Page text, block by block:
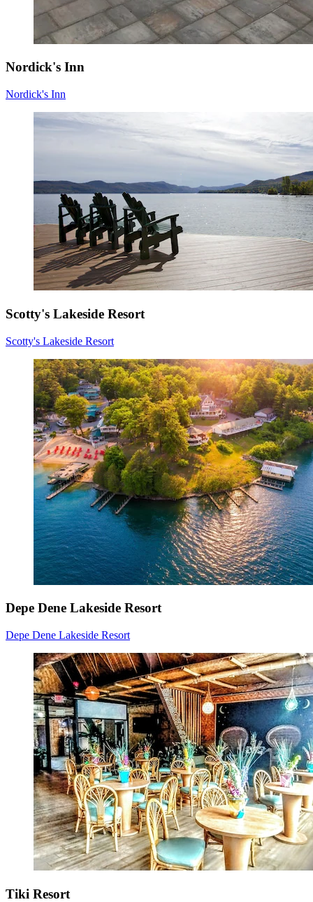
Nordick's Inn
Nordick's Inn
Scotty's Lakeside Resort
Scotty's Lakeside Resort
Depe Dene Lakeside Resort
Depe Dene Lakeside Resort
Tiki Resort